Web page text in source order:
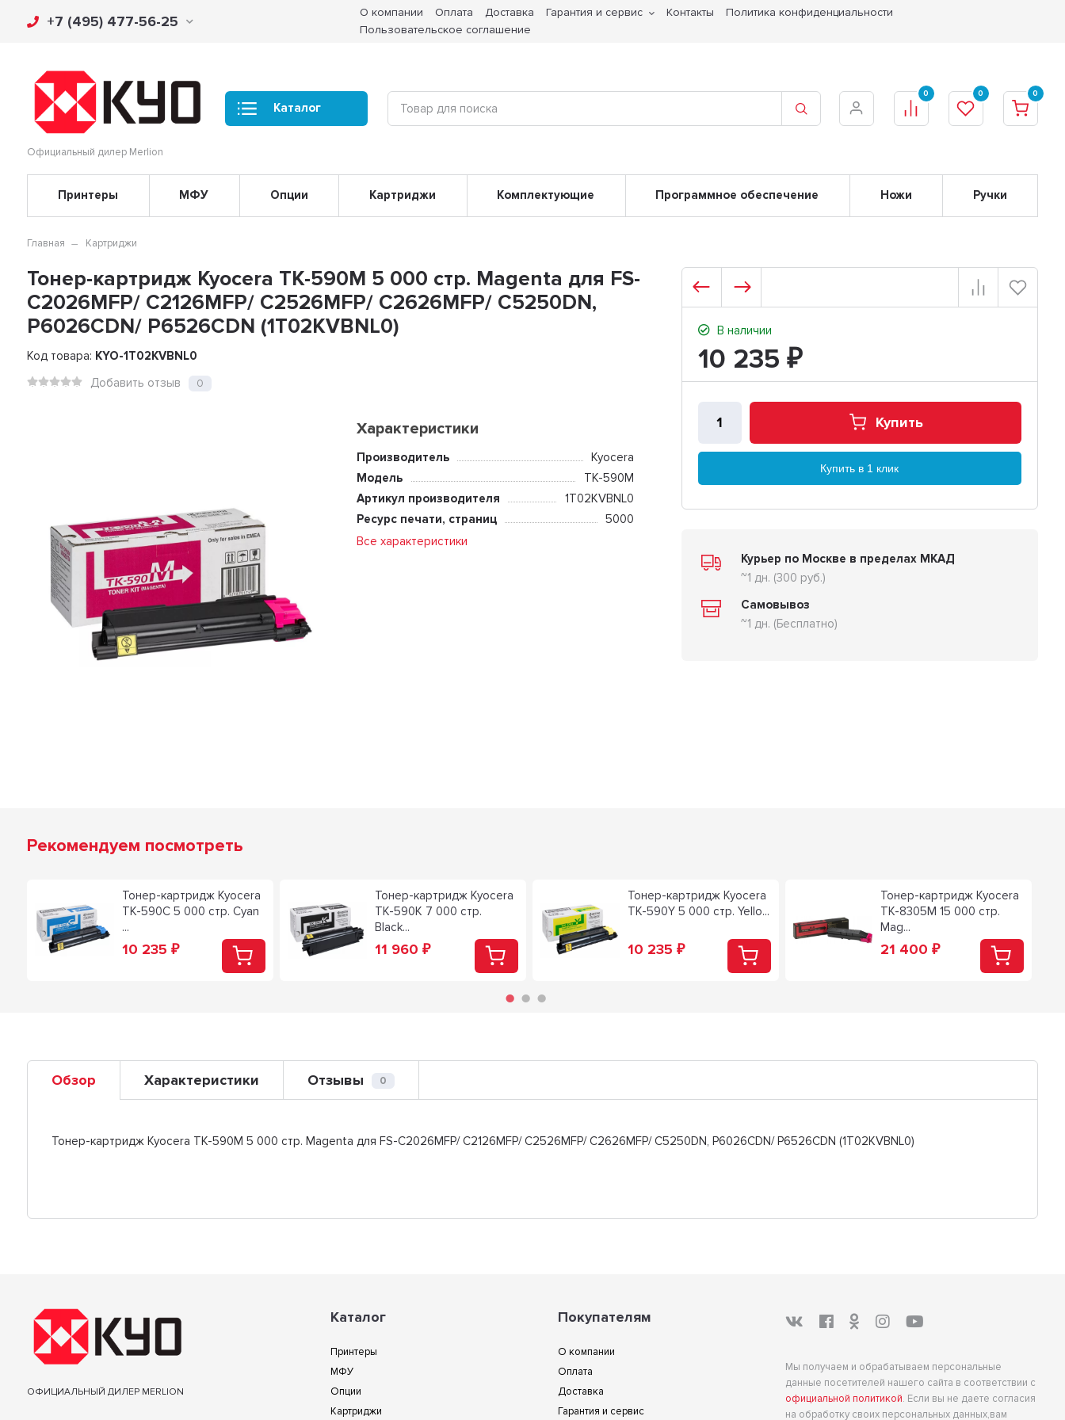
+7 (495) 477-56-25
О компании Оплата Доставка Гарантия и сервис Контакты
Политика конфиденциальности
Пользовательское соглашение
Официальный дилер Merlion
Каталог
0 0 0
Принтеры МФУ Опции Картриджи Комплектующие Программное обеспечение Ножи Ручки
Главная Картриджи
Тонер-картридж Kyocera TK-590M 5 000 стр. Magenta для FS-
C2026MFP/ C2126MFP/ C2526MFP/ C2626MFP/ C5250DN,
P6026CDN/ P6526CDN (1T02KVBNL0)
Код товара: KYO-1T02KVBNL0
Добавить отзыв
0
Характеристики
Производитель
Kyocera
Модель
TK-590M
Артикул производителя
1T02KVBNL0
Ресурс печати, страниц
5000
Все характеристики
В наличии
10 235 ₽
Купить
Купить в 1 клик
Курьер по Москве в пределах МКАД
~1 дн. (300 руб.)
Самовывоз
~1 дн. (Бесплатно)
Рекомендуем посмотреть
Тонер-картридж Kyocera
TK-590C 5 000 стр. Cyan
...
10 235₽
Тонер-картридж Kyocera
TK-590K 7 000 стр.
Black...
11 960₽
Тонер-картридж Kyocera
TK-590Y 5 000 стр. Yello...
10 235₽
Тонер-картридж Kyocera
TK-8305M 15 000 стр.
Mag...
21 400₽
Обзор Характеристики Отзывы 0
Тонер-картридж Kyocera TK-590M 5 000 стр. Magenta для FS-C2026MFP/ C2126MFP/ C2526MFP/ C2626MFP/ C5250DN, P6026CDN/ P6526CDN (1T02KVBNL0)
ОФИЦИАЛЬНЫЙ ДИЛЕР MERLION
Каталог
Принтеры
МФУ
Опции
Картриджи
Покупателям
О компании
Оплата
Доставка
Гарантия и сервис
Мы получаем и обрабатываем персональные
данные посетителей нашего сайта в соответствии с
официальной политикой. Если вы не даете согласия
на обработку своих персональных данных,вам